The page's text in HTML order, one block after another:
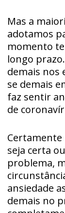
Mas a
adotamos
momento
longo
demais nos
se demais
faz sentir
de
seja certa
problema,
ansiedade
demais no